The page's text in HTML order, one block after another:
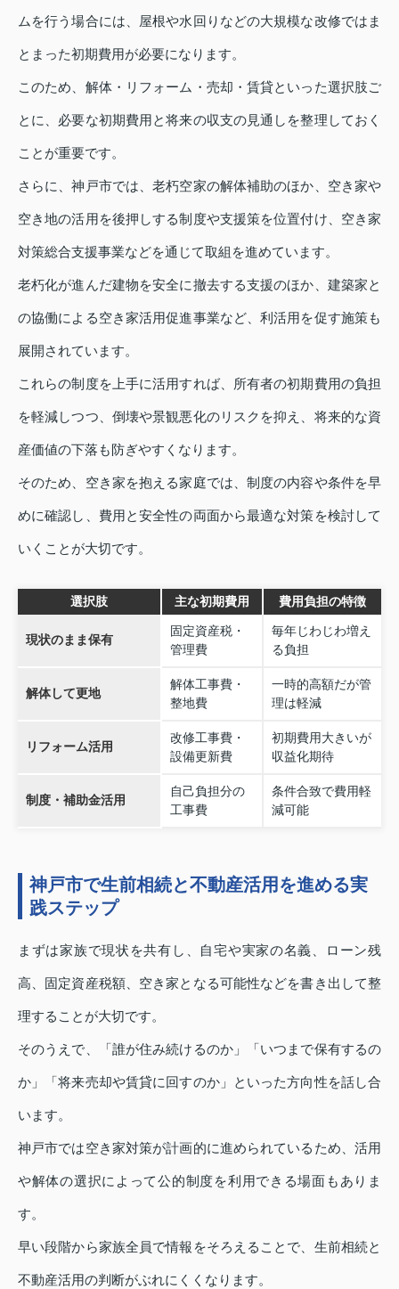
ムを行う場合には、屋根や水回りなどの大規模な改修ではま
とまった初期費用が必要になります。
このため、解体・リフォーム・売却・賃貸といった選択肢ご
とに、必要な初期費用と将来の収支の見通しを整理しておく
ことが重要です。
さらに、神戸市では、老朽空家の解体補助のほか、空き家や
空き地の活用を後押しする制度や支援策を位置付け、空き家
対策総合支援事業などを通じて取組を進めています。
老朽化が進んだ建物を安全に撤去する支援のほか、建築家と
の協働による空き家活用促進事業など、利活用を促す施策も
展開されています。
これらの制度を上手に活用すれば、所有者の初期費用の負担
を軽減しつつ、倒壊や景観悪化のリスクを抑え、将来的な資
産価値の下落も防ぎやすくなります。
そのため、空き家を抱える家庭では、制度の内容や条件を早
めに確認し、費用と安全性の両面から最適な対策を検討して
いくことが大切です。
選択肢 主な初期費用 費用負担の特徴
現状のまま保有
固定資産税・
管理費
毎年じわじわ増え
る負担
解体して更地
解体工事費・
整地費
一時的高額だが管
理は軽減
リフォーム活用
改修工事費・
設備更新費
初期費用大きいが
収益化期待
制度・補助金活用
自己負担分の
工事費
条件合致で費用軽
減可能
神戸市で生前相続と不動産活用を進める実
践ステップ
まずは家族で現状を共有し、自宅や実家の名義、ローン残
高、固定資産税額、空き家となる可能性などを書き出して整
理することが大切です。
そのうえで、「誰が住み続けるのか」「いつまで保有するの
か」「将来売却や賃貸に回すのか」といった方向性を話し合
います。
神戸市では空き家対策が計画的に進められているため、活用
や解体の選択によって公的制度を利用できる場面もありま
す。
早い段階から家族全員で情報をそろえることで、生前相続と
不動産活用の判断がぶれにくくなります。